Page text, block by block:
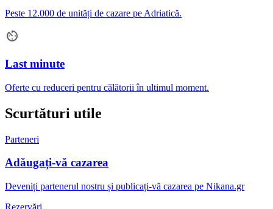
Peste 12.000 de unități de cazare pe Adriatică.
Last minute
Oferte cu reduceri pentru călătorii în ultimul moment.
Scurtături utile
Parteneri
Adăugați-vă cazarea
Deveniți partenerul nostru și publicați-vă cazarea pe Nikana.gr